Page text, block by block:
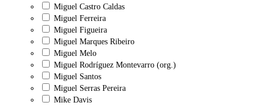
Miguel Castro Caldas
Miguel Ferreira
Miguel Figueira
Miguel Marques Ribeiro
Miguel Melo
Miguel Rodríguez Montevarro (org.)
Miguel Santos
Miguel Serras Pereira
Mike Davis